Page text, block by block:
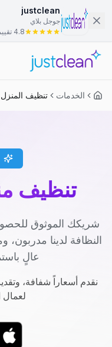
justclean
جوجل بلاي
4.8 تقييم
الخدمات تنظيف المنزل
تنظيف
شريكك الموثوق
النظافة لدينا
عالٍ
نقدم أسعاراً شفافة،
لعمال